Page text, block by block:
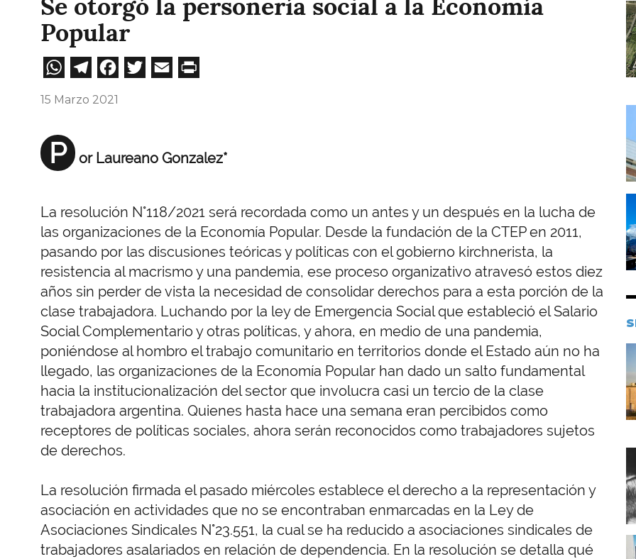
Se otorgó la personería social a la Economía
Popular
WhatsApp
Telegram
Facebook
Twitter
Email
15 Marzo 2021
P or Laureano Gonzalez*
La resolución N°118/2021 será recordada como un antes y un después en la lucha de
las organizaciones de la Economía Popular. Desde la fundación de la CTEP en 2011,
pasando por las discusiones teóricas y políticas con el gobierno kirchnerista, la
resistencia al macrismo y una pandemia, ese proceso organizativo atravesó estos diez
años sin perder de vista la necesidad de consolidar derechos para a esta porción de la
clase trabajadora. Luchando por la ley de Emergencia Social que estableció el Salario
Social Complementario y otras políticas, y ahora, en medio de una pandemia,
poniéndose al hombro el trabajo comunitario en territorios donde el Estado aún no ha
llegado, las organizaciones de la Economía Popular han dado un salto fundamental
hacia la institucionalización del sector que involucra casi un tercio de la clase
trabajadora argentina. Quienes hasta hace una semana eran percibidos como
receptores de políticas sociales, ahora serán reconocidos como trabajadores sujetos
de derechos.
La resolución firmada el pasado miércoles establece el derecho a la representación y
asociación en actividades que no se encontraban enmarcadas en la Ley de
Asociaciones Sindicales N°23.551, la cual se ha reducido a asociaciones sindicales de
trabajadores asalariados en relación de dependencia. En la resolución se detalla qué